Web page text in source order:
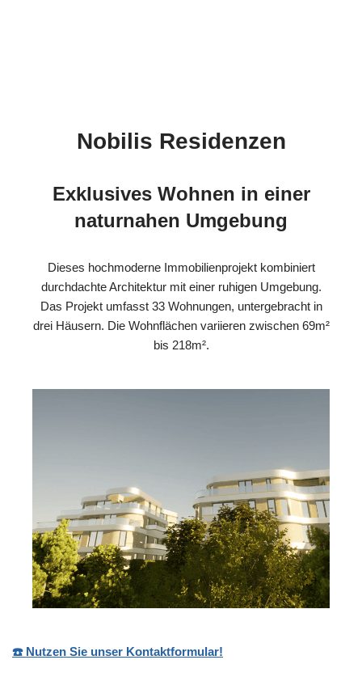
Nobilis Residenzen
Exklusives Wohnen in einer
naturnahen Umgebung
Dieses hochmoderne Immobilienprojekt kombiniert
durchdachte Architektur mit einer ruhigen Umgebung.
Das Projekt umfasst 33 Wohnungen, untergebracht in
drei Häusern. Die Wohnflächen variieren zwischen 69m²
bis 218m².
☎️ Nutzen Sie unser Kontaktformular!